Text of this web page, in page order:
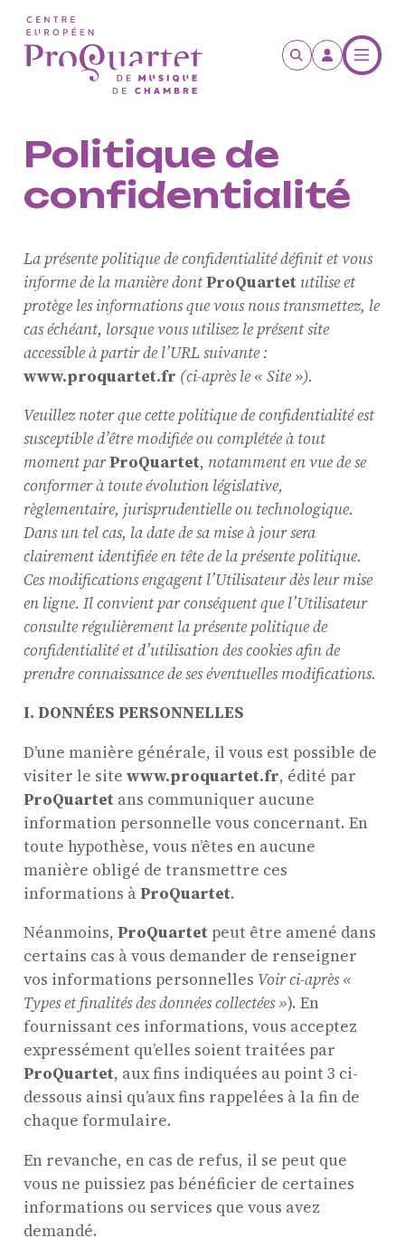
Politique de
confidentialité
La présente politique de confidentialité définit et vous
informe de la manière dontProQuartet utilise et
protège les informations que vous nous transmettez, le
cas échéant, lorsque vous utilisez le présent site
accessible à partir de l’URL suivante :
www.proquartet.fr (ci-après le « Site »).
Veuillez noter que cette politique de confidentialité est
susceptible d’être modifiée ou complétée à tout
moment parProQuartet, notamment en vue de se
conformer à toute évolution législative,
règlementaire, jurisprudentielle ou technologique.
Dans un tel cas, la date de sa mise à jour sera
clairement identifiée en tête de la présente politique.
Ces modifications engagent l’Utilisateur dès leur mise
en ligne. Il convient par conséquent que l’Utilisateur
consulte régulièrement la présente politique de
confidentialité et d’utilisation des cookies afin de
prendre connaissance de ses éventuelles modifications.
I. DONNÉES PERSONNELLES
D’une manière générale, il vous est possible de
visiter le sitewww.proquartet.fr, édité par
ProQuartet ans communiquer aucune
information personnelle vous concernant. En
toute hypothèse, vous n’êtes en aucune
manière obligé de transmettre ces
informations àProQuartet.
Néanmoins,ProQuartet peut être amené dans
certains cas à vous demander de renseigner
vos informations personnelles Voir ci-après «
Types et finalités des données collectées »). En
fournissant ces informations, vous acceptez
expressément qu’elles soient traitées par
ProQuartet, aux fins indiquées au point 3 ci-
dessous ainsi qu’aux fins rappelées à la fin de
chaque formulaire.
En revanche, en cas de refus, il se peut que
vous ne puissiez pas bénéficier de certaines
informations ou services que vous avez
demandé.